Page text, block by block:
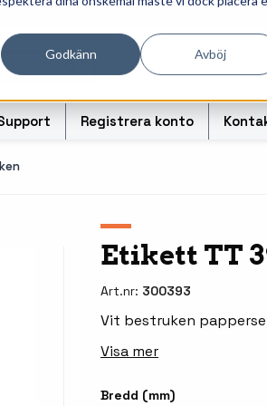
Godkänn Avböj
streckkodsläsare
streckkodsläsare
Registrera konto
Etikett TT
Art.nr: 300393
Vit bestruken
Visa mer
Bredd (mm)